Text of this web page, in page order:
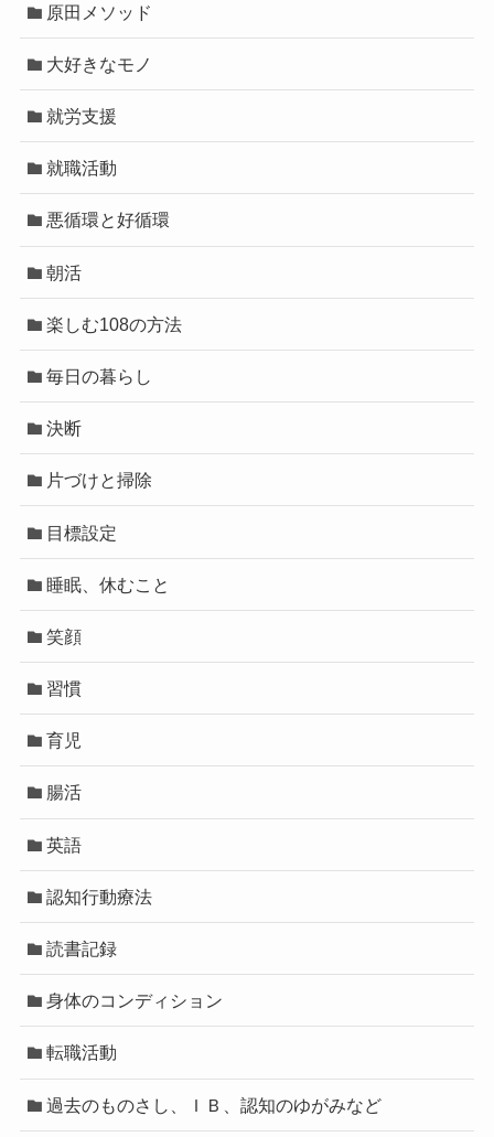
原田メソッド
大好きなモノ
就労支援
就職活動
悪循環と好循環
朝活
楽しむ108の方法
毎日の暮らし
決断
片づけと掃除
目標設定
睡眠、休むこと
笑顔
習慣
育児
腸活
英語
認知行動療法
読書記録
身体のコンディション
転職活動
過去のものさし、ＩＢ、認知のゆがみなど